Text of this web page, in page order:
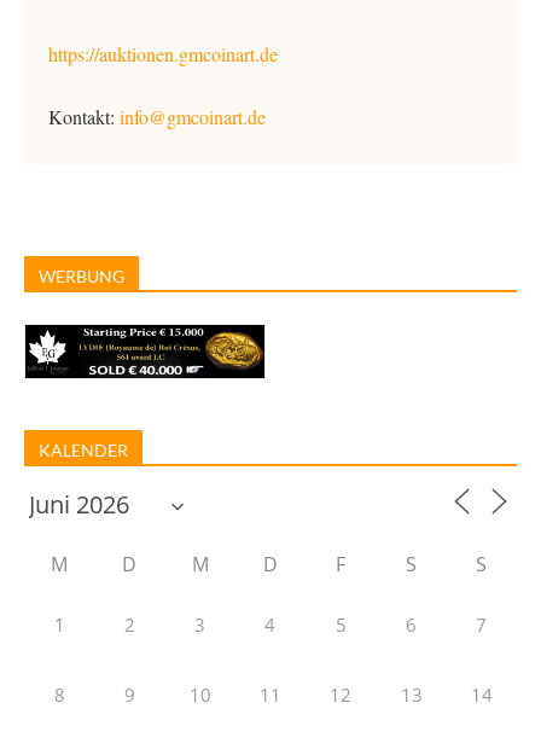
https://auktionen.gmcoinart.de
Kontakt: info@gmcoinart.de
WERBUNG
KALENDER
M D M D F S S
1 2 3 4 5 6 7
8 9 10 11 12 13 14